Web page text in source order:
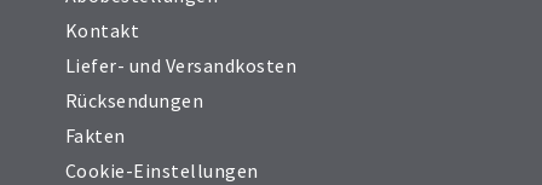
Kontakt
Liefer- und Versandkosten
Rücksendungen
Fakten
Cookie-Einstellungen